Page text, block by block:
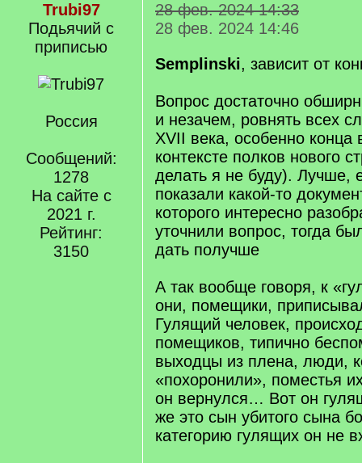
Trubi97
Подьячий с
приписью
Россия
Сообщений:
1278
На сайте с
2021 г.
Рейтинг:
3150
28 фев. 2024 14:33
28 фев. 2024 14:46
Semplinski, зависит от
Вопрос достаточно
и незачем, ровнять всех
XVII века, особенно конца
контексте полков нового
делать я не буду). Лучше,
показали какой-то
которого интересно
уточнили вопрос, тогда
дать получше
А так вообще говоря, к
они, помещики,
Гулящий человек,
помещиков, типично
выходцы из плена, люди,
«похоронили», поместья
он вернулся… Вот он
же это сын убитого сына
категорию гулящих он не